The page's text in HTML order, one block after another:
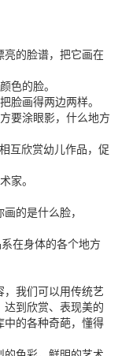
的脸谱，把它画在
色的脸。
画得两边两样。
要涂眼影，什么地方
欣赏幼儿作品，促
家。
的是什么脸，
在身体的各个地方
我们可以用传统艺
达到欣赏、表现美的
中的各种奇葩，懂得